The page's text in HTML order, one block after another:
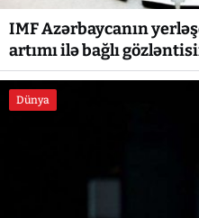
IMF Azərbaycanın
artımı ilə bağlı
Dünya